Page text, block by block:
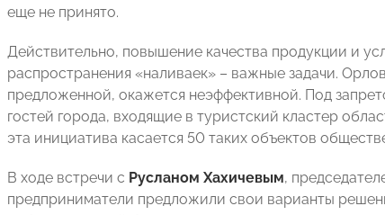
еще не принято.
Действительно, повышение качества продукции и
распространения «наливаек» – важные задачи.
предложенной, окажется неэффективной. Под
гостей города, входящие в туристский кластер
эта инициатива касается 50 таких объектов
В ходе встречи с Русланом Хахичевым,
предприниматели предложили свои варианты